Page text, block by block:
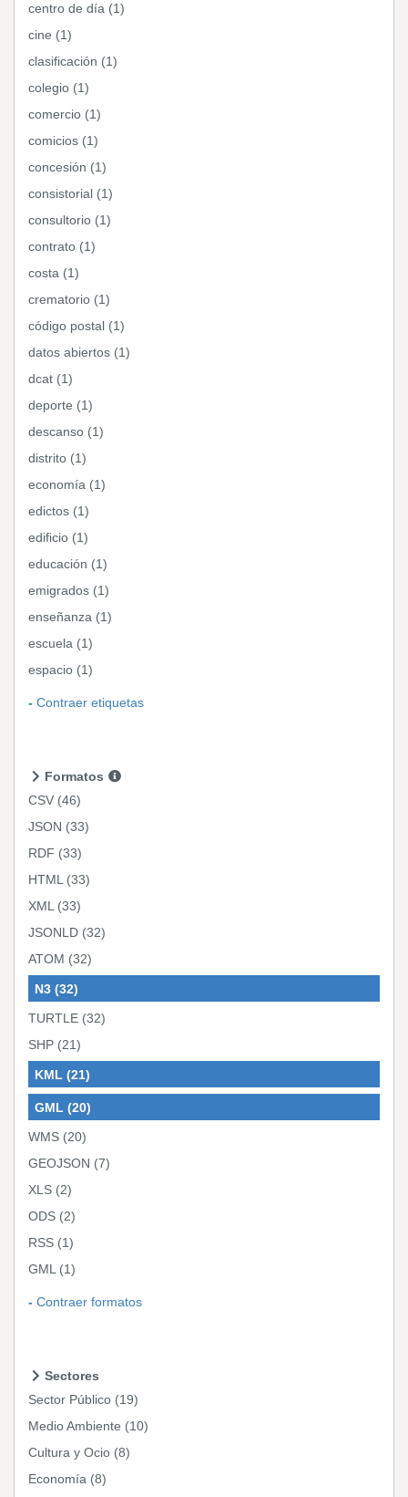
centro de día (1)
cine (1)
clasificación (1)
colegio (1)
comercio (1)
comicios (1)
concesión (1)
consistorial (1)
consultorio (1)
contrato (1)
costa (1)
crematorio (1)
código postal (1)
datos abiertos (1)
dcat (1)
deporte (1)
descanso (1)
distrito (1)
economía (1)
edictos (1)
edificio (1)
educación (1)
emigrados (1)
enseñanza (1)
escuela (1)
espacio (1)
Contraer etiquetas
Formatos
CSV (46)
JSON (33)
RDF (33)
HTML (33)
XML (33)
JSONLD (32)
ATOM (32)
N3 (32)
TURTLE (32)
SHP (21)
KML (21)
GML (20)
WMS (20)
GEOJSON (7)
XLS (2)
ODS (2)
RSS (1)
GML (1)
Contraer formatos
Sectores
Sector Público (19)
Medio Ambiente (10)
Cultura y Ocio (8)
Economía (8)